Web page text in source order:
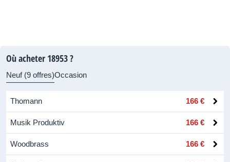
Où acheter 18953 ?
Neuf (9 offres)Occasion
Thomann 166 €
Musik Produktiv 166 €
Woodbrass 166 €